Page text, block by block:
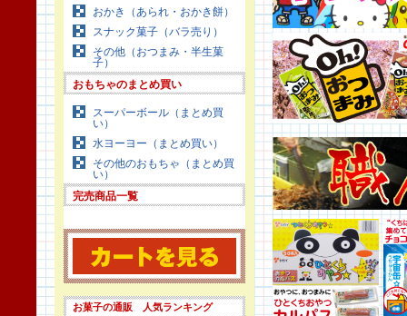
おかき（あられ・おかき餅）
スナック菓子（バラ売り）
その他（おつまみ・半生菓
子）
おもちゃのまとめ買い
スーパーボール（まとめ買
い）
水ヨーヨー（まとめ買い）
その他のおもちゃ（まとめ買
い）
完売商品一覧
お菓子の通販 人気ランキング